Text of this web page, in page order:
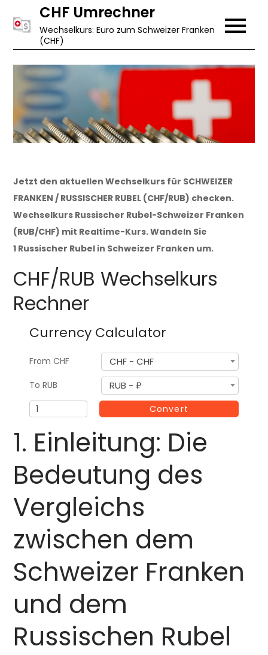
CHF Umrechner
Wechselkurs: Euro zum Schweizer Franken
(CHF)
Jetzt den aktuellen Wechselkurs für SCHWEIZER
FRANKEN / RUSSISCHER RUBEL (CHF/RUB) checken.
Wechselkurs Russischer Rubel-Schweizer Franken
(RUB/CHF) mit Realtime-Kurs. Wandeln Sie
1 Russischer Rubel in Schweizer Franken um.
CHF/RUB Wechselkurs
Rechner
Currency Calculator
From CHF CHF - CHF
To RUB RUB - ₽
n
Convert
1. Einleitung: Die
Bedeutung des
Vergleichs
zwischen dem
Schweizer Franken
und dem
Russischen Rubel